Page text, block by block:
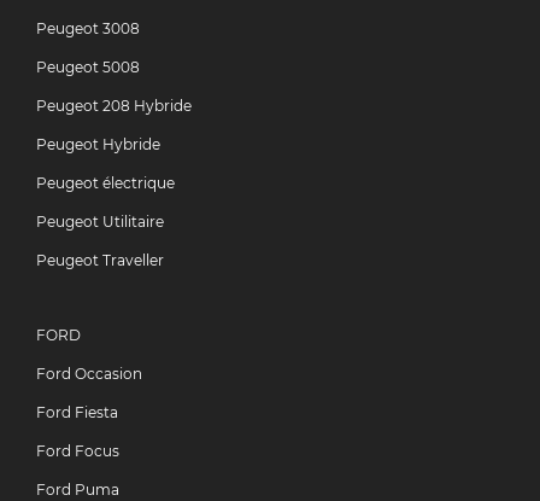
Peugeot 3008
Peugeot 5008
Peugeot 208 Hybride
Peugeot Hybride
Peugeot électrique
Peugeot Utilitaire
Peugeot Traveller
FORD
Ford Occasion
Ford Fiesta
Ford Focus
Ford Puma